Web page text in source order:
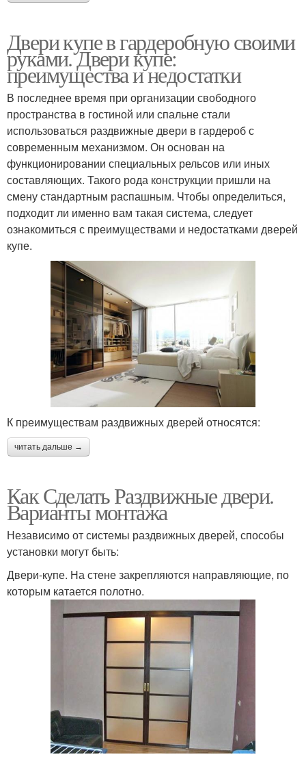
Двери купе в гардеробную своими
руками. Двери купе:
преимущества и недостатки
В последнее время при организации свободного
пространства в гостиной или спальне стали
использоваться раздвижные двери в гардероб с
современным механизмом. Он основан на
функционировании специальных рельсов или иных
составляющих. Такого рода конструкции пришли на
смену стандартным распашным. Чтобы определиться,
подходит ли именно вам такая система, следует
ознакомиться с преимуществами и недостатками дверей
купе.
К преимуществам раздвижных дверей относятся:
читать дальше →
Как Сделать Раздвижные двери.
Варианты монтажа
Независимо от системы раздвижных дверей, способы
установки могут быть:
Двери-купе. На стене закрепляются направляющие, по
которым катается полотно.